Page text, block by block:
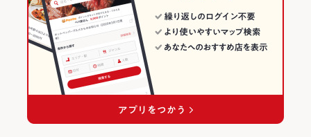
恵比寿・中目黒・代官山・広尾 × 和風・創作
恵比寿駅 × ダイニングバー・バル
恵比寿駅 × 和風・創作
東京 × ダイニングバー・バル
東京 × 和風・創作
恵比寿の居酒屋ランキング